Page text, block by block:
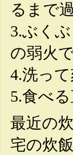
るまで過
3.ぶく
の弱火
4.洗っ
5.食べ
最近の
宅の炊